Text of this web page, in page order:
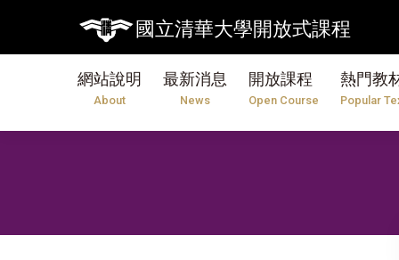
國立清華大學開放式課程
網站說明
About
最新消息
News
開放課程
Open Course
熱門教
Popular